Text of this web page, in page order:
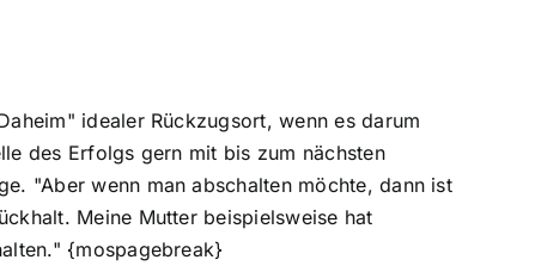
idealer Rückzugsort, wenn es darum
des Erfolgs gern mit bis zum nächsten
"Aber wenn man abschalten möchte, dann ist
Meine Mutter beispielsweise hat
{mospagebreak}